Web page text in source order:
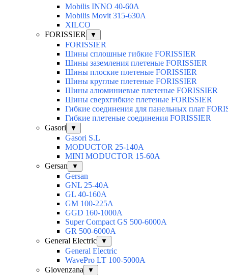
Mobilis INNO 40-60А
Mobilis Movit 315-630А
XILCO
FORISSIER
▼
FORISSIER
Шины сплошные гибкие FORISSIER
Шины заземления плетеные FORISSIER
Шины плоские плетеные FORISSIER
Шины круглые плетеные FORISSIER
Шины алюминиевые плетеные FORISSIER
Шины сверхгибкие плетеные FORISSIER
Гибкие соединения для панельных плат
Гибкие плетеные соединения FORISSIER
Gasori
▼
Gasori S.L
MODUCTOR 25-140А
MINI MODUCTOR 15-60A
Gersan
▼
Gersan
GNL 25-40A
GL 40-160A
GM 100-225A
GGD 160-1000A
Super Compact GS 500-6000A
GR 500-6000A
General Electric
▼
General Electric
WavePro LT 100-5000А
Giovenzana
▼